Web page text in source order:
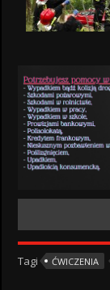
Tagi ĆWICZENIA